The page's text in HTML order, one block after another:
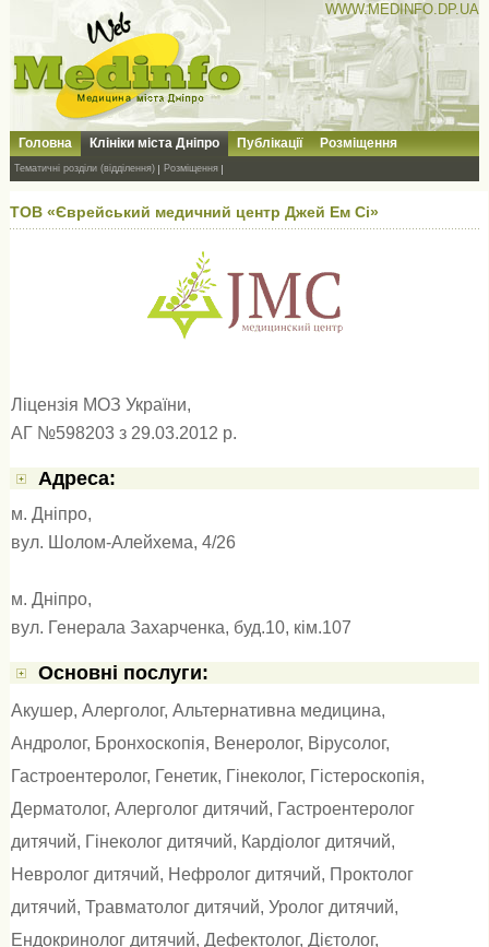
WWW.MEDINFO.DP.UA
Головна Клініки міста Дніпро Публікації Розміщення
Тематичні розділи (відділення) Розміщення
ТОВ «Єврейський медичний центр Джей Ем Сі»
Ліцензія МОЗ України,
АГ №598203 з 29.03.2012 р.
Адресa:
м. Дніпро,
вул. Шолом-Алейхема, 4/26
м. Дніпро,
вул. Генерала Захарченка, буд.10, кім.107
Основні послуги:
Акушер, Алерголог, Альтернативна медицина,
Андролог, Бронхоскопія, Венеролог, Вірусолог,
Гастроентеролог, Генетик, Гінеколог, Гістероскопія,
Дерматолог, Алерголог дитячий, Гастроентеролог
дитячий, Гінеколог дитячий, Кардіолог дитячий,
Невролог дитячий, Нефролог дитячий, Проктолог
дитячий, Травматолог дитячий, Уролог дитячий,
Ендокринолог дитячий, Дефектолог, Дієтолог,